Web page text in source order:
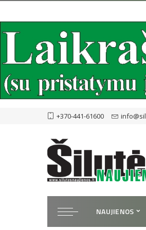
+370-441-61600
NAUJIENOS